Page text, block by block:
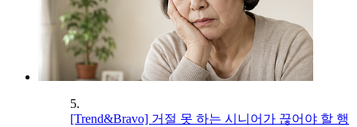
5.
[Trend&Bravo] 거절 못 하는 시니어가 끊어야 할 행